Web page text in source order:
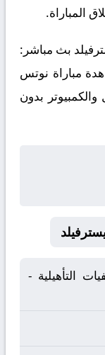
المباراة.
بث مباشر:
مباراة نوتس
بدون
التأهيلية -